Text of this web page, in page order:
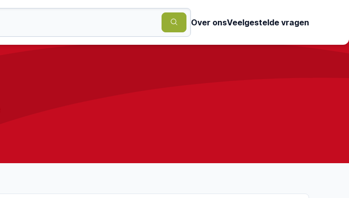
Over onsVeelgestelde vragen